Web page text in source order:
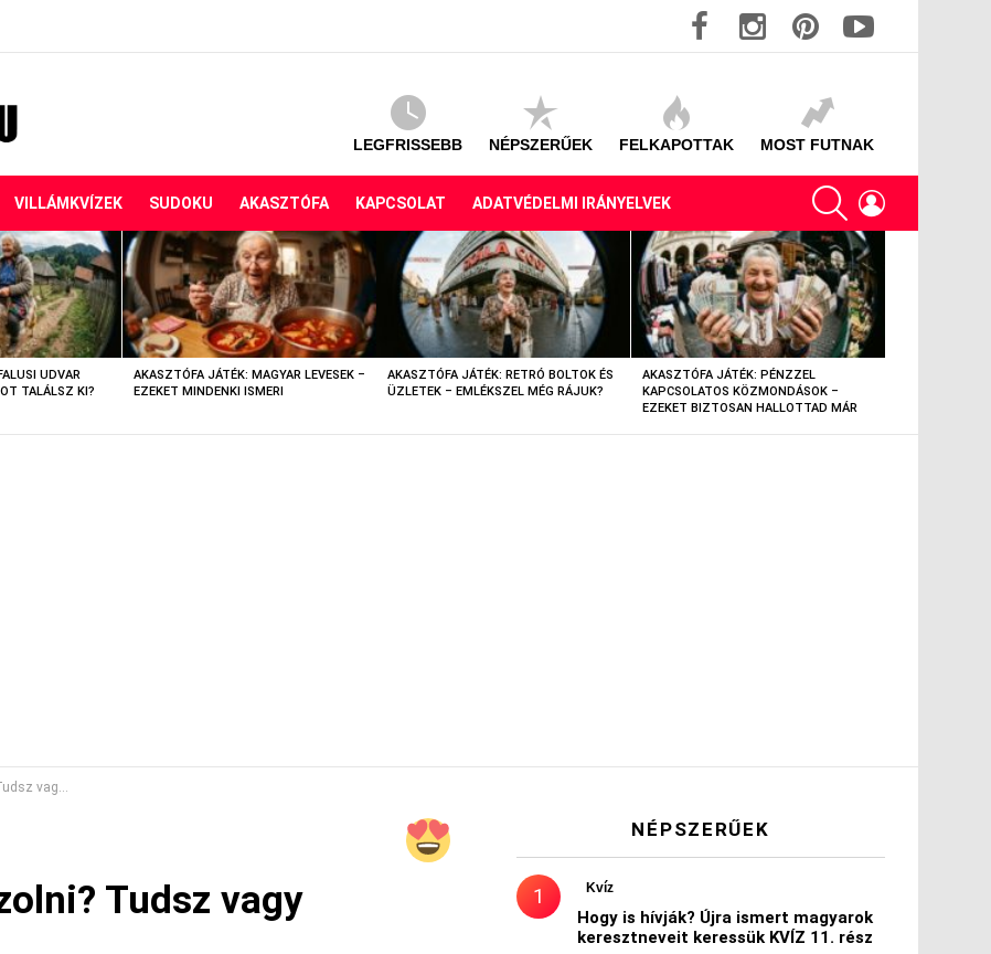
LEGFRISSEBB NÉPSZERŰEK FELKAPOTTAK MOST FUTNAK
VILLÁMKVÍZEK SUDOKU AKASZTÓFA KAPCSOLAT ADATVÉDELMI IRÁNYELVEK
SEARCH
UDVAR
TALÁLSZ KI?
AKASZTÓFA JÁTÉK: MAGYAR LEVESEK –
EZEKET MINDENKI ISMERI
AKASZTÓFA JÁTÉK: RETRÓ BOLTOK ÉS
ÜZLETEK – EMLÉKSZEL MÉG RÁJUK?
AKASZTÓFA JÁTÉK: PÉNZZEL
KAPCSOLATOS KÖZMONDÁSOK –
EZEKET BIZTOSAN HALLOTTAD MÁR
VILLÁMKVÍZ
Tudsz vagy
NÉPSZERŰEK
Kvíz
Hogy is hívják? Újra ismert magyarok
keresztneveit keressük KVÍZ 11. rész